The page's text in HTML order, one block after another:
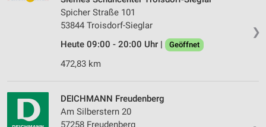
❯
Spicher Straße 101
53844 Troisdorf-Sieglar
Heute 09:00 - 20:00 Uhr |
Geöffnet
472,83 km
DEICHMANN Freudenberg
Am Silberstern 20
Speichern von oder Zugriff auf Informationen
auf einem Endgerät
Verwendung reduzierter Daten zur Auswahl von
Verwendung von Profilen zur Auswahl
personalisierter Werbung